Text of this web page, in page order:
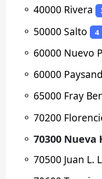
⚬ 40000 Rivera
⚬ 50000 Salto 4
⚬ 60000 Nuevo
⚬ 60000
⚬ 65000 Fray
⚬ 70200
⚬ 70300 Nueva
⚬ 70500 Juan L.